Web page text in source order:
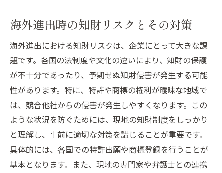
海外進出時の知財リスクとその対策
海外進出における知財リスクは、企業にとって大きな課
題です。各国の法制度や文化の違いにより、知財の保護
が不十分であったり、予期せぬ知財侵害が発生する可能
性があります。特に、特許や商標の権利が曖昧な地域で
は、競合他社からの侵害が発生しやすくなります。この
ような状況を防ぐためには、現地の知財制度をしっかり
と理解し、事前に適切な対策を講じることが重要です。
具体的には、各国での特許出願や商標登録を行うことが
基本となります。また、現地の専門家や弁護士との連携